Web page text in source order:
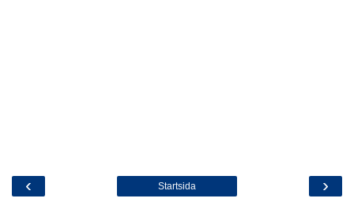
‹ ›
Startsida